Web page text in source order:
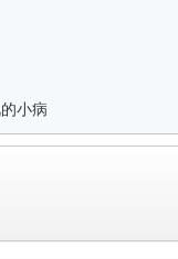
小病